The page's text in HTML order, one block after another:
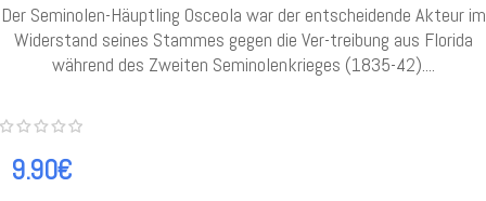
Der Seminolen-Häuptling Osceola war der entscheidende Akteur im
Widerstand seines Stammes gegen die Ver-treibung aus Florida
während des Zweiten Seminolenkrieges (1835-42)....
9.90€